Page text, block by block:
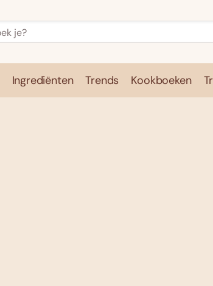
Ingrediënten Trends Kookboeken